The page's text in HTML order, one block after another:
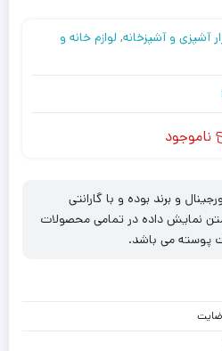
آشپزی و آشپزخانه, لوازم خانه و
ناموجود
و برند بوده و با گارانتی
نمایش داده در تمامی محصولات
پوسته می باشد.